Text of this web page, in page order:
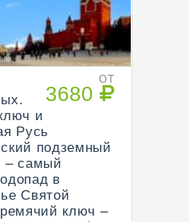
ОТ
3680
и
Русь
подземный
– самый
в
Святой
ключ –